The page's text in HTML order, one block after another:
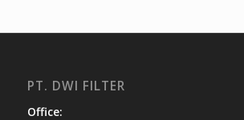
PT. DWI FILTER
Office: